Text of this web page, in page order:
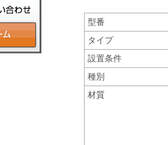
型番
タイプ
設置条件
種別
材質